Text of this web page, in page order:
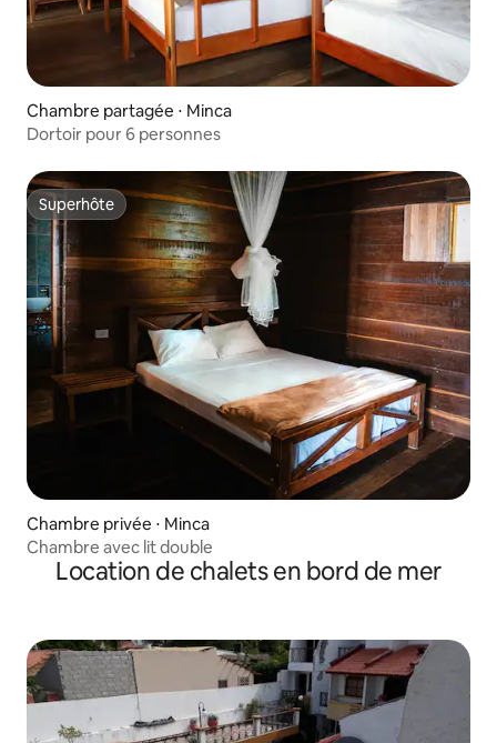
Chambre partagée ⋅ Minca
Dortoir pour 6 personnes
Superhôte
Superhôte
Chambre privée ⋅ Minca
Chambre avec lit double
Location de chalets en bord de mer